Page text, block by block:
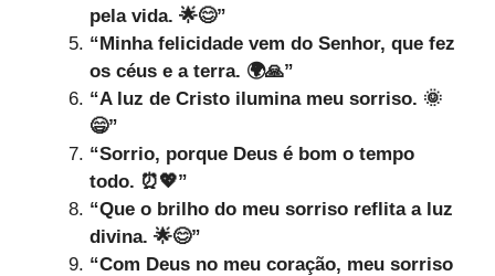
pela vida. 🌟😊”
“Minha felicidade vem do Senhor, que fez
os céus e a terra. 🌍🙏”
“A luz de Cristo ilumina meu sorriso. 🌞
😄”
“Sorrio, porque Deus é bom o tempo
todo. ⏰💖”
“Que o brilho do meu sorriso reflita a luz
divina. 🌟😊”
“Com Deus no meu coração, meu sorriso